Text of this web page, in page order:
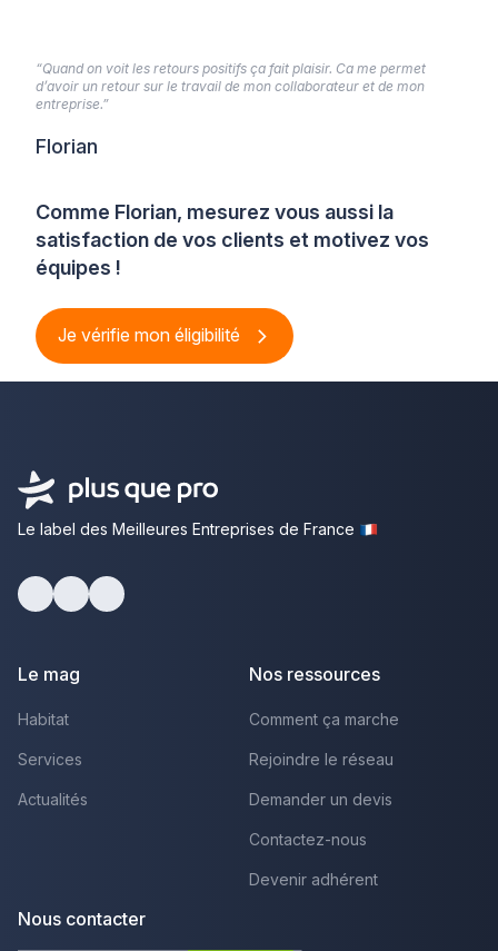
Comme Florian, mesurez vous aussi la
satisfaction de vos clients et motivez vos
équipes !
Je vérifie mon éligibilité
“Quand on voit les retours positifs ça fait plaisir. Ca me permet
d’avoir un retour sur le travail de mon collaborateur et de mon
entreprise.”
Florian
Le label des Meilleures Entreprises de France
Le mag
Habitat
Services
Actualités
Nos ressources
Comment ça marche
Rejoindre le réseau
Demander un devis
Contactez-nous
Devenir adhérent
Nous contacter